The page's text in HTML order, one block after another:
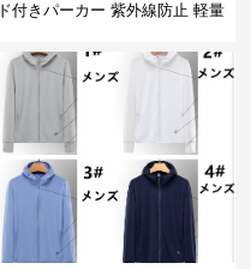
ド付きパーカー 紫外線防止 軽量